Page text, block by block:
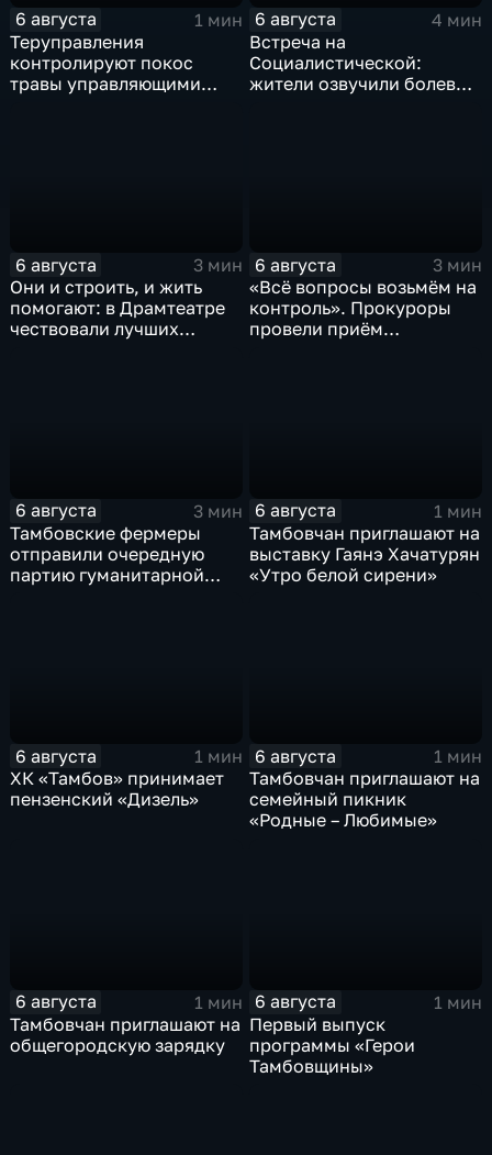
6 августа
1 мин
Теруправления
контролируют покос
травы управляющими
6 августа
4 мин
Встреча на
Социалистической:
жители озвучили болевые
6 августа
3 мин
Они и строить, и жить
помогают: в Драмтеатре
чествовали лучших
6 августа
3 мин
«Всё вопросы возьмём на
контроль». Прокуроры
провели приём
6 августа
3 мин
Тамбовские фермеры
отправили очередную
партию гуманитарной
6 августа
1 мин
Тамбовчан приглашают на
выставку Гаянэ Хачатурян
«Утро белой сирени»
6 августа
1 мин
ХК «Тамбов» принимает
пензенский «Дизель»
6 августа
1 мин
Тамбовчан приглашают на
семейный пикник
«Родные – Любимые»
6 августа
1 мин
Тамбовчан приглашают на
общегородскую зарядку
6 августа
1 мин
Первый выпуск
программы «Герои
Тамбовщины»